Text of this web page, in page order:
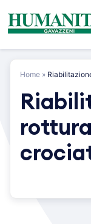
content
Home »